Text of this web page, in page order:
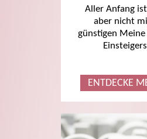
Aller Anfang
aber nicht
günstigen
ENTDECKE